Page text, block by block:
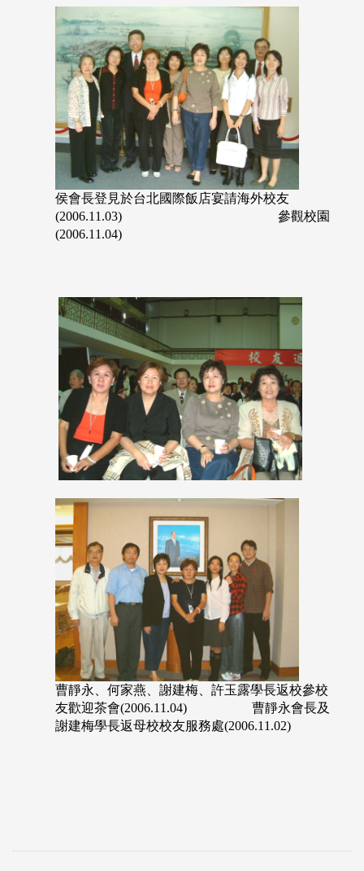
侯會長登見於台北國際飯店宴請海外校友
(2006.11.03) 參觀校園
(2006.11.04)
曹靜永、何家燕、謝建梅、許玉露學長返校參校
友歡迎茶會(2006.11.04) 曹靜永會長及
謝建梅學長返母校校友服務處(2006.11.02)